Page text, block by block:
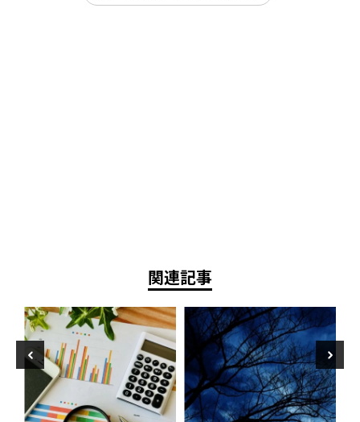
関連記事